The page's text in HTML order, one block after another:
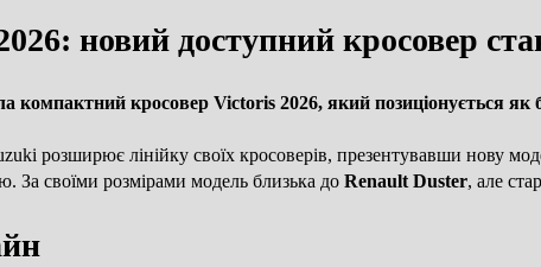
новий доступний кросовер
компактний кросовер Victoris 2026, який позиціонується
розширює лінійку своїх кросоверів, презентувавши нову
За своїми розмірами модель близька до Renault Duster, але